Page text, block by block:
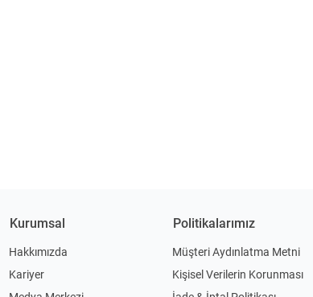
Kurumsal
Hakkımızda
Kariyer
Politikalarımız
Müşteri Aydınlatma Metni
Kişisel Verilerin Korunması